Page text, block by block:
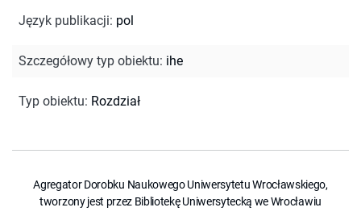
Język publikacji: pol
Szczegółowy typ obiektu: ihe
Typ obiektu: Rozdział
Agregator Dorobku Naukowego Uniwersytetu Wrocławskiego,
tworzony jest przez Bibliotekę Uniwersytecką we Wrocławiu